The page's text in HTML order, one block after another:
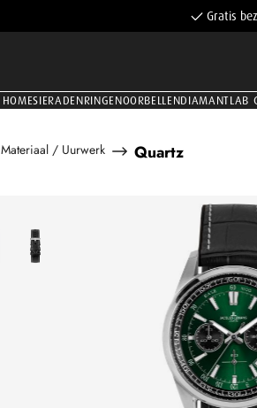
Gratis
HOMESIERADENRINGENOORBELLENDIAMANTLAB
Materiaal / Uurwerk Quartz